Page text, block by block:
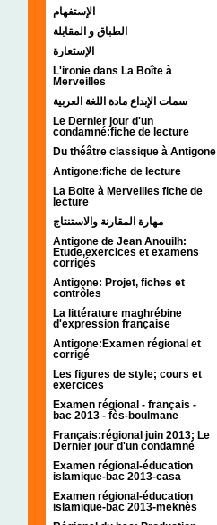
الإستفهام
الطباق و المقابلة
الإستعارة
L'ironie dans La Boîte à
Merveilles
سمات الإبداع مادة اللغة العربية
Le Dernier jour d'un
condamné:fiche de lecture
Du théâtre classique à Antigone
Antigone:fiche de lecture
La Boite à Merveilles fiche de
lecture
مهارة المقارنة والاستنتاج
Antigone de Jean Anouilh:
Etude,exercices et examens
corrigés
Antigone: Projet, fiches et
contrôles
La littérature maghrébine
d'expression française
Antigone:Examen régional et
corrigé
Les figures de style; cours et
exercices
Examen régional - français -
bac 2013 - fès-boulmane
Français:régional juin 2013; Le
Dernier jour d'un condamné
Examen régional-éducation
islamique-bac 2013-casa
Examen régional-éducation
islamique-bac 2013-meknès